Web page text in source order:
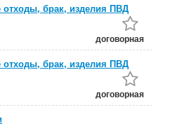
брак, изделия ПВД
договорная
брак, изделия ПВД
договорная